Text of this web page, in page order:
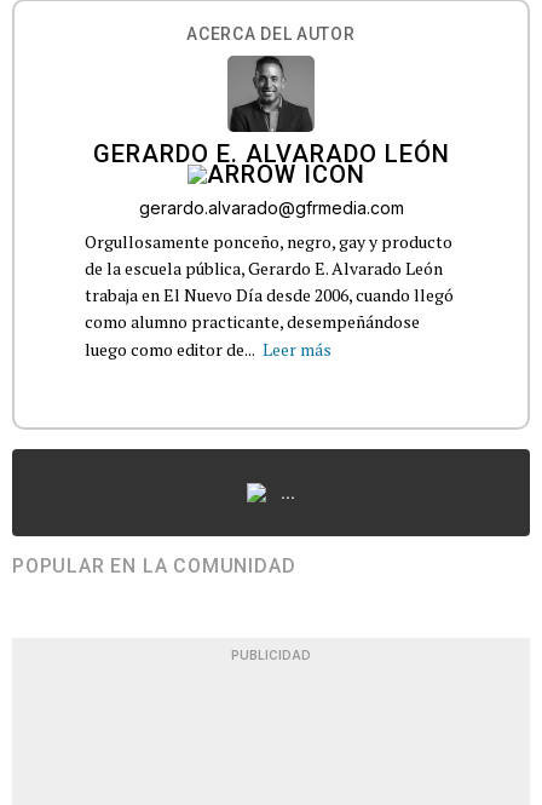
ACERCA DEL AUTOR
GERARDO E. ALVARADO LEÓN
gerardo.alvarado@gfrmedia.com
Orgullosamente ponceño, negro, gay y producto
de la escuela pública, Gerardo E. Alvarado León
trabaja en El Nuevo Día desde 2006, cuando llegó
como alumno practicante, desempeñándose
luego como editor de... Leer más
...
POPULAR EN LA COMUNIDAD
PUBLICIDAD